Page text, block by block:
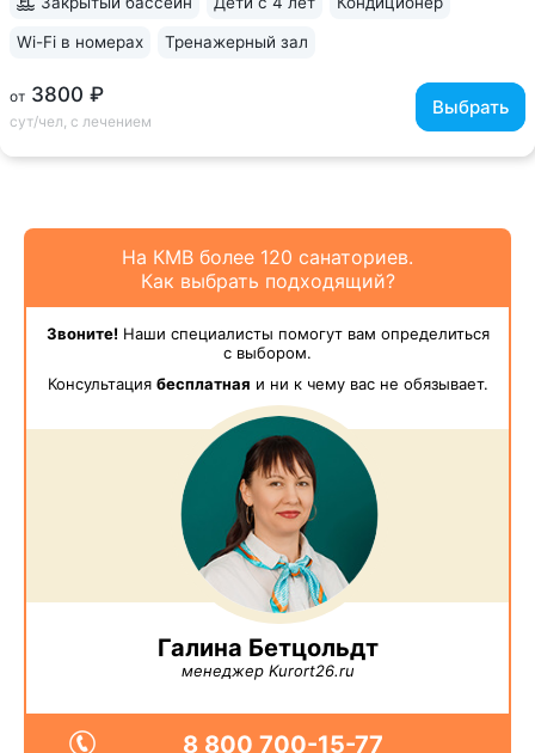
от 3800 ₽
сут/чел, с лечением
Выбрать
Wi-Fi в номерах Тренажерный зал
На КМВ более 120 санаториев.
Как выбрать подходящий?
Звоните!Наши специалисты помогут вам определиться
с выбором.
Консультация бесплатная и ни к чему вас не обязывает.
Галина Бетцольдт
менеджер Kurort26.ru
8 800 700-15-77